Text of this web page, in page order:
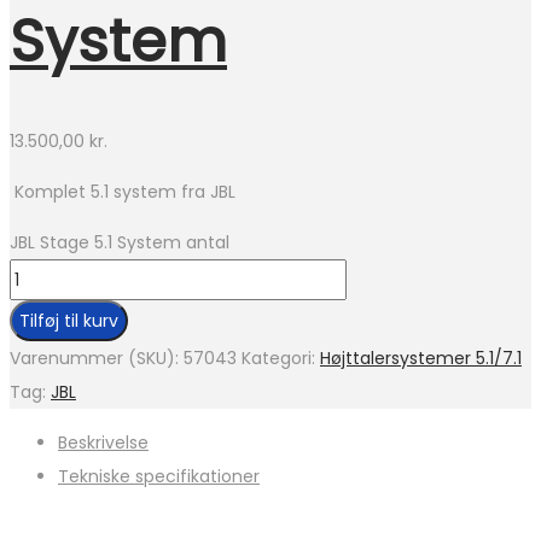
System
13.500,00 kr.
Komplet 5.1 system fra JBL
JBL Stage 5.1 System antal
Tilføj til kurv
Varenummer (SKU): 57043 Kategori: Højttalersystemer 5.1/7.1
Tag: JBL
Beskrivelse
Tekniske specifikationer